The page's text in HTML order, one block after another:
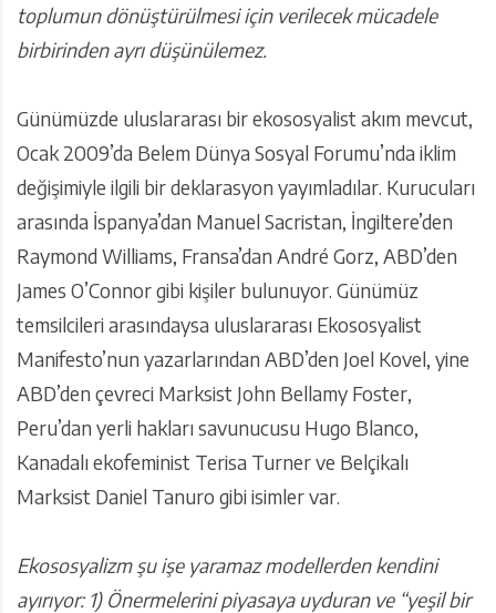
toplumun dönüştürülmesi için verilecek mücadele
birbirinden ayrı düşünülemez.
Günümüzde uluslararası bir ekososyalist akım mevcut,
Ocak 2009’da Belem Dünya Sosyal Forumu’nda iklim
değişimiyle ilgili bir deklarasyon yayımladılar. Kurucuları
arasında İspanya’dan Manuel Sacristan, İngiltere’den
Raymond Williams, Fransa’dan André Gorz, ABD’den
James O’Connor gibi kişiler bulunuyor. Günümüz
temsilcileri arasındaysa uluslararası Ekososyalist
Manifesto’nun yazarlarından ABD’den Joel Kovel, yine
ABD’den çevreci Marksist John Bellamy Foster,
Peru’dan yerli hakları savunucusu Hugo Blanco,
Kanadalı ekofeminist Terisa Turner ve Belçikalı
Marksist Daniel Tanuro gibi isimler var.
Ekososyalizm şu işe yaramaz modellerden kendini
ayırıyor: 1) Önermelerini piyasaya uyduran ve “yeşil bir